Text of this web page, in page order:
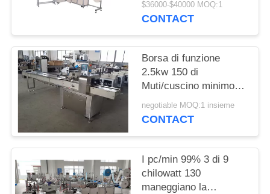
$36000-$40000 MOQ:1
CONTACT
Borsa di funzione
2.5kw 150 di
Muti/cuscino minimo
che avvolge la
macchina della
negotiable MOQ:1 insieme
CONTACT
I pc/min 99% 3 di 9
chilowatt 130
maneggiano la